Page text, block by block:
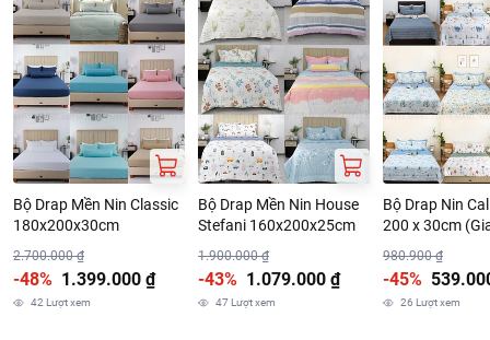
Bộ Drap Mền Nin Classic
180x200x30cm
2.700.000 ₫
-48% 1.399.000 ₫
42 Lượt xem
Bộ Drap Mền Nin House
Stefani 160x200x25cm
1.900.000 ₫
-43% 1.079.000 ₫
47 Lượt xem
Bộ Drap Nin
200 x 30cm
980.900 ₫
-45%
26 Lượt xem